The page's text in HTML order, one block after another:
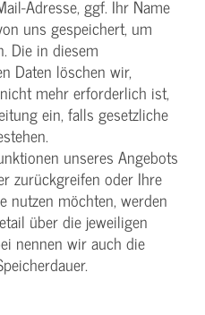
Adresse, ggf. Ihr Name
uns gespeichert, um
Die in diesem
Daten löschen wir,
mehr erforderlich ist,
ein, falls gesetzliche
unseres Angebots
zurückgreifen oder Ihre
nutzen möchten, werden
über die jeweiligen
nennen wir auch die